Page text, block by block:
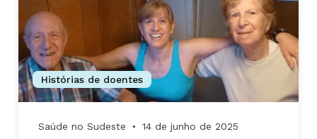
Histórias de doentes
Saúde no Sudeste ● 14 de junho de 2025